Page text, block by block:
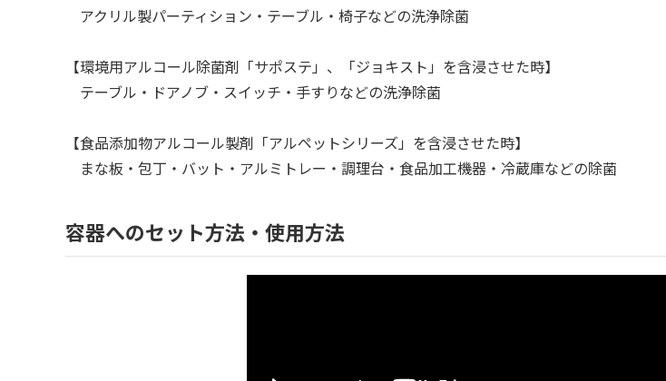
アクリル製パーティション・テーブル・椅子などの洗浄除菌
【環境用アルコール除菌剤「サポステ」、「ジョキスト」を含浸させた時】
テーブル・ドアノブ・スイッチ・手すりなどの洗浄除菌
【食品添加物アルコール製剤「アルペットシリーズ」を含浸させた時】
まな板・包丁・バット・アルミトレー・調理台・食品加工機器・冷蔵庫などの除菌
容器へのセット方法・使用方法